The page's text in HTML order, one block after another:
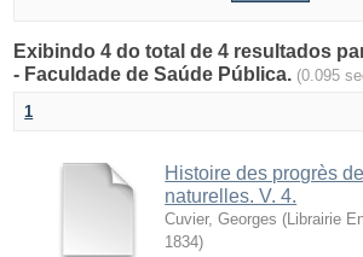
Exibindo 4 do total de 4 resultados
- Faculdade de Saúde Pública. (0.095
1
Histoire des progrès
naturelles. V. 4.
Cuvier, Georges ( Librairie
1834)